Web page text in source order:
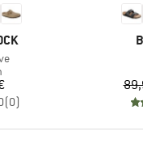
(0)